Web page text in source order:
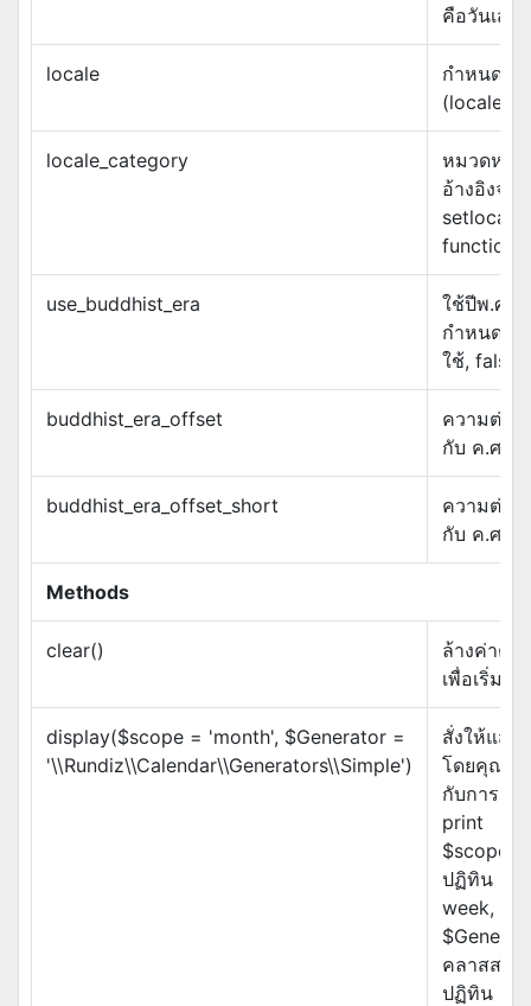
คือวันเสาร์
locale
กำหนดภา
(locale)
locale_category
หมวดหมู่ข
อ้างอิงจาก
function
use_buddhist_era
ใช้ปีพ.ศ.ห
กำหนดเป็
ใช้, false
buddhist_era_offset
ความต่าง
กับ ค.ศ. แ
buddhist_era_offset_short
ความต่าง
กับ ค.ศ. แ
Methods
clear()
ล้างค่าต่า
เพื่อเริ่มต้
display($scope = 'month', $Generator =
'\\Rundiz\\Calendar\\Generators\\Simple')
สั่งให้แสด
โดยคุณต้อ
กับการ
print
$scope ข
ปฏิทิน เช่
week,
คลาสสร้า
ปฏิทิน